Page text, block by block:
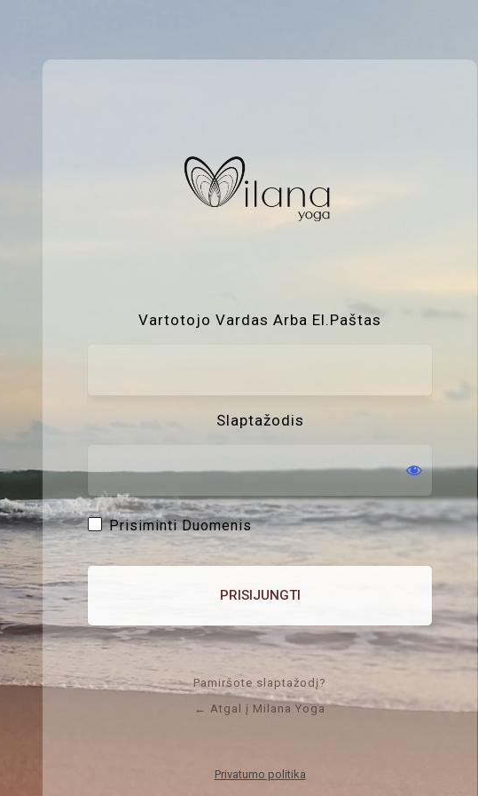
Vartotojo Vardas Arba El.paštas
Slaptažodis
Prisiminti Duomenis
Pamiršote slaptažodį?
← Atgal į Milana Yoga
Privatumo politika